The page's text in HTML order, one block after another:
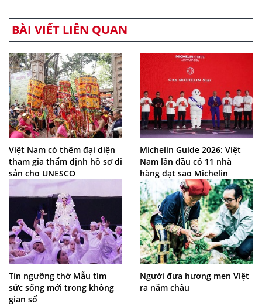
BÀI VIẾT LIÊN QUAN
Việt Nam có thêm đại diện
tham gia thẩm định hồ sơ di
sản cho UNESCO
Michelin Guide 2026: Việt
Nam lần đầu có 11 nhà
hàng đạt sao Michelin
Tín ngưỡng thờ Mẫu tìm
sức sống mới trong không
gian số
Người đưa hương men Việt
ra năm châu